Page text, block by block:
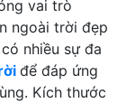
vai trò
ngoài trời đẹp
nhiều sự đa
để đáp ứng
Kích thước